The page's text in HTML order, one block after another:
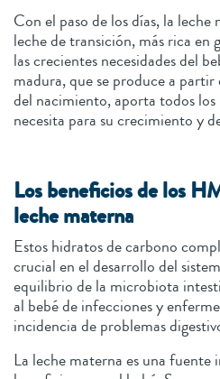
Con el paso de los días, la
leche de transición, más rica en
las crecientes necesidades del
madura, que se produce a partir
del nacimiento, aporta todos
necesita para su crecimiento y
Los beneficios de los
leche materna
Estos hidratos de carbono
crucial en el desarrollo del
equilibrio de la microbiota
al bebé de infecciones y
incidencia de problemas
La leche materna es una fuente